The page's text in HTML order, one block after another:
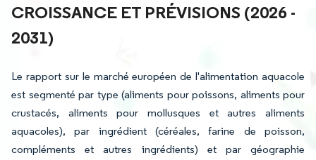
CROISSANCE ET PRÉVISIONS (2026 -
2031)
Le rapport sur le marché européen de l'alimentation aquacole
est segmenté par type (aliments pour poissons, aliments pour
crustacés, aliments pour mollusques et autres aliments
aquacoles), par ingrédient (céréales, farine de poisson,
compléments et autres ingrédients) et par géographie